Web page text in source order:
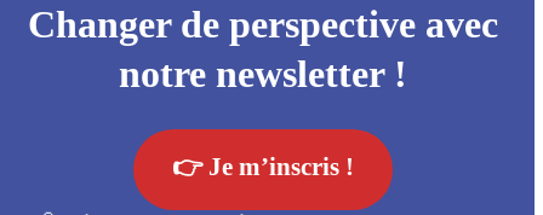
Changer de perspective avec
notre newsletter !
👉 Je m’inscris !